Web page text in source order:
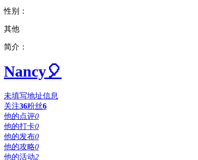
性别：
其他
简介：
Nancy🎈
未填写地址信息
关注36粉丝6
他的点评0
他的打卡0
他的发布0
他的攻略0
他的活动2